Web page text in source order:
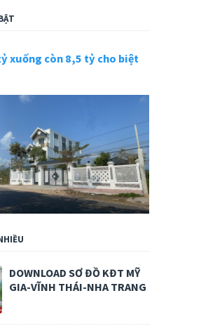
xuống còn 8,5 tỷ cho biệt
DOWNLOAD SƠ ĐỒ KĐT MỸ
GIA-VĨNH THÁI-NHA TRANG